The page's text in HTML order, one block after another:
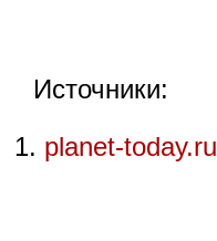
Источники:
planet-today.ru